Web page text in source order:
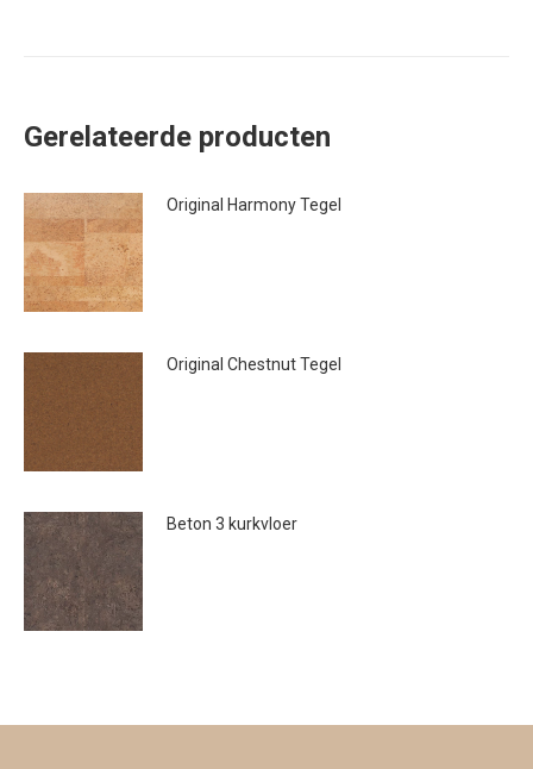
Gerelateerde producten
Original Harmony Tegel
Original Chestnut Tegel
Beton 3 kurkvloer